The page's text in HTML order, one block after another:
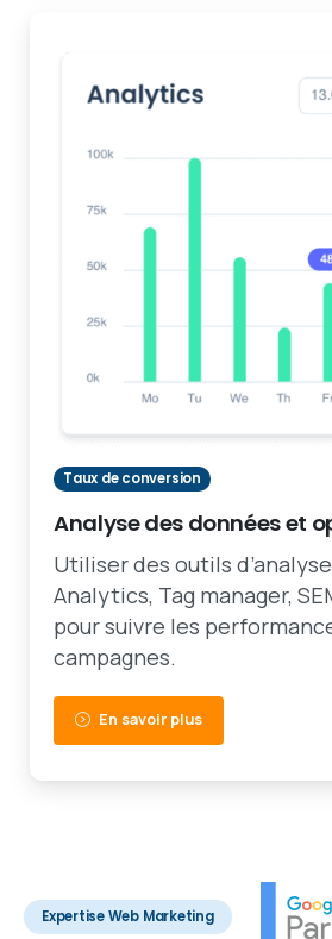
Taux de conversion
Analyse des données et
Utiliser des outils
Analytics, Tag manager,
pour suivre les
campagnes.
En savoir plus
Expertise Web Marketing